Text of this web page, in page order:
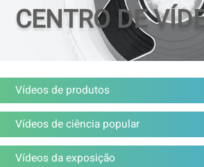
CENTRO DE
Vídeos de produtos
Vídeos de ciência popular
Vídeos da exposição